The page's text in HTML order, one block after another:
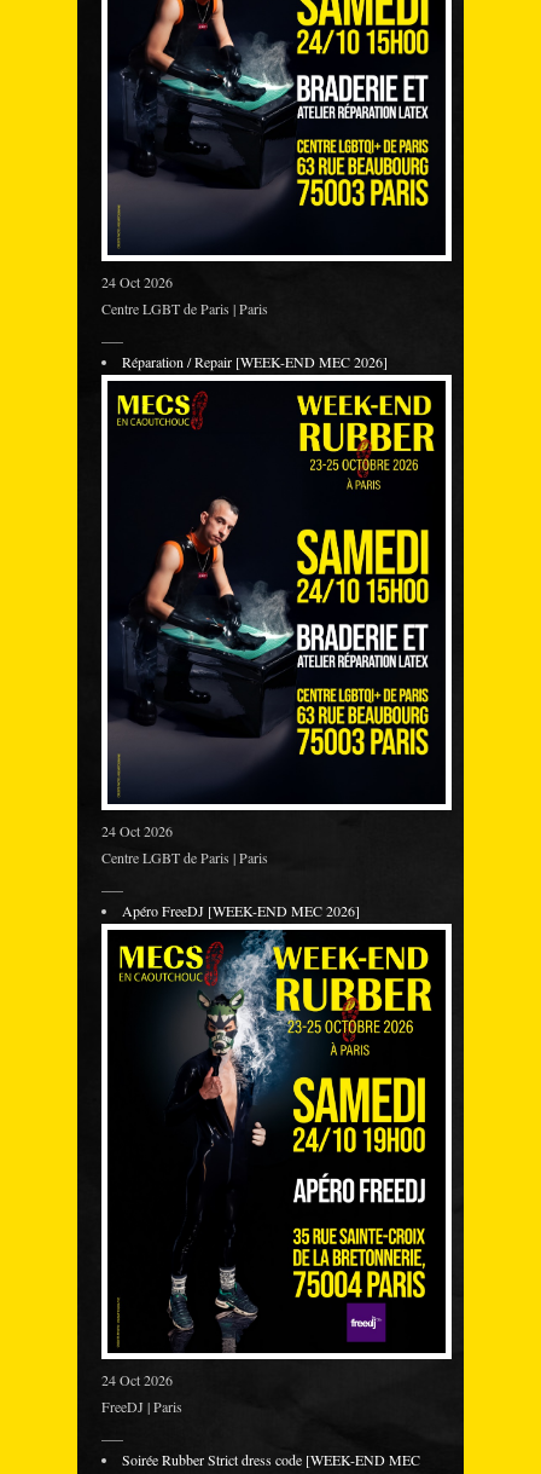
24 Oct 2026
Centre LGBT de Paris | Paris
Réparation / Repair [WEEK-END MEC 2026]
24 Oct 2026
Centre LGBT de Paris | Paris
Apéro FreeDJ [WEEK-END MEC 2026]
24 Oct 2026
FreeDJ | Paris
Soirée Rubber Strict dress code [WEEK-END MEC